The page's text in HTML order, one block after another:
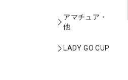
アマチュア・
他
LADY GO CUP